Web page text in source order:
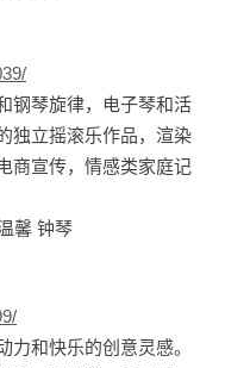
钢琴旋律，电子琴和活
独立摇滚乐作品，渲染
商宣传，情感类家庭记
馨 钟琴
和快乐的创意灵感。